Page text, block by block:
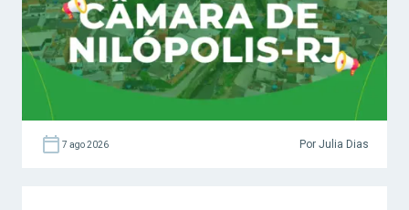
7 ago 2026 Por Julia Dias